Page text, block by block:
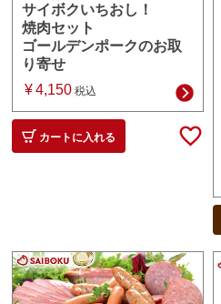
サイボクいちおし！
焼肉セット
ゴールデンポークのお取
り寄せ
¥ 4,150 税込
カートに入れる